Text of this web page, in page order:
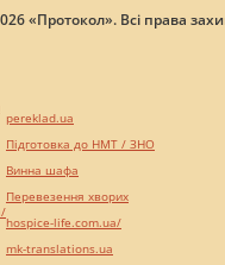
«Протокол». Всі права
pereklad.ua
Підготовка до НМТ / ЗНО
Винна шафа
Перевезення хворих
hospice-life.com.ua/
mk-translations.ua